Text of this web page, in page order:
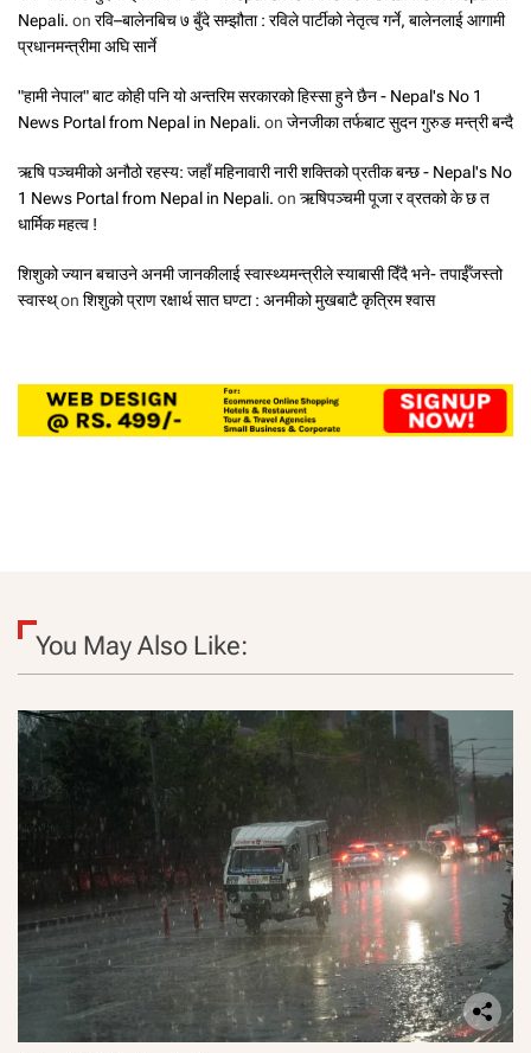
Nepali. on रवि–बालेनबिच ७ बुँदे सम्झौता : रविले पार्टीको नेतृत्व गर्ने, बालेनलाई आगामी
प्रधानमन्त्रीमा अघि सार्ने
"हामी नेपाल" बाट कोही पनि यो अन्तरिम सरकारको हिस्सा हुने छैन - Nepal's No 1
News Portal from Nepal in Nepali. on जेनजीका तर्फबाट सुदन गुरुङ मन्त्री बन्दै
ऋषि पञ्चमीको अनौठो रहस्य: जहाँ महिनावारी नारी शक्तिको प्रतीक बन्छ - Nepal's No
1 News Portal from Nepal in Nepali. on ऋषिपञ्चमी पूजा र व्रतको के छ त
धार्मिक महत्व !
शिशुको ज्यान बचाउने अनमी जानकीलाई स्वास्थ्यमन्त्रीले स्याबासी दिँदै भने- तपाईँजस्तो
स्वास्थ्on शिशुको प्राण रक्षार्थ सात घण्टा : अनमीको मुखबाटै कृत्रिम श्वास
You May Also Like: